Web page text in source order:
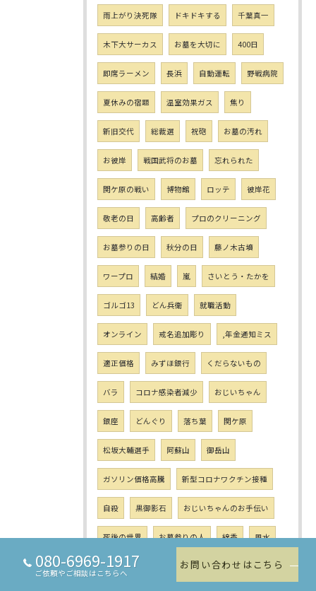
雨上がり決死隊 ドキドキする 千葉真一
木下大サーカス お墓を大切に 400日
即席ラーメン 長浜 自動運転 野戦病院
夏休みの宿題 温室効果ガス 焦り
新旧交代 総裁選 祝砲 お墓の汚れ
お彼岸 戦国武将のお墓 忘れられた
関ケ原の戦い 博物館 ロッテ 彼岸花
敬老の日 高齢者 プロのクリーニング
お墓参りの日 秋分の日 藤ノ木古墳
ワープロ 結婚 嵐 さいとう・たかを
ゴルゴ13 どん兵衛 就職活動
オンライン 戒名追加彫り ,年金通知ミス
適正価格 みずほ銀行 くだらないもの
バラ コロナ感染者減少 おじいちゃん
銀座 どんぐり 落ち葉 関ケ原
松坂大輔選手 阿蘇山 御岳山
ガソリン価格高騰 新型コロナワクチン接種
自殺 黒御影石 おじいちゃんのお手伝い
死後の世界 お墓参りの人 線香 風水
カメムシ お墓の冬支度 文字ペイント入れ
080-6969-1917
ご依頼やご相談はこちらへ
お問い合わせはこちら